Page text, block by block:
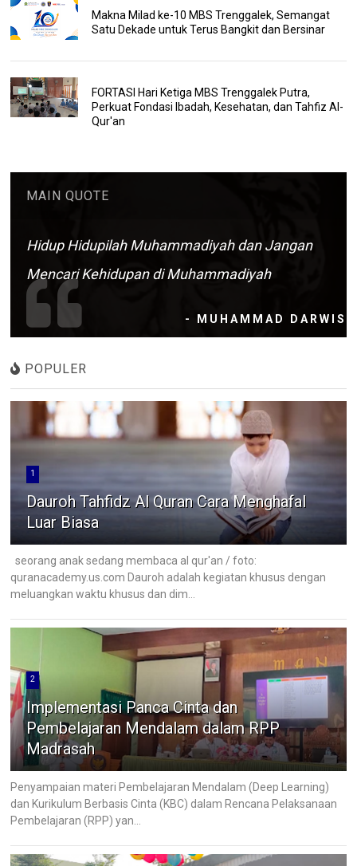
Makna Milad ke-10 MBS Trenggalek, Semangat
Satu Dekade untuk Terus Bangkit dan Bersinar
FORTASI Hari Ketiga MBS Trenggalek Putra,
Perkuat Fondasi Ibadah, Kesehatan, dan Tahfiz Al-
Qur'an
MAIN QUOTE
Hidup Hidupilah Muhammadiyah dan Jangan
Mencari Kehidupan di Muhammadiyah
- MUHAMMAD DARWIS
POPULER
1
Dauroh Tahfidz Al Quran Cara Menghafal
Luar Biasa
seorang anak sedang membaca al qur'an / foto:
quranacademy.us.com Dauroh adalah kegiatan khusus dengan
meluangkan waktu khusus dan dim...
2
Implementasi Panca Cinta dan
Pembelajaran Mendalam dalam RPP
Madrasah
Penyampaian materi Pembelajaran Mendalam (Deep Learning)
dan Kurikulum Berbasis Cinta (KBC) dalam Rencana Pelaksanaan
Pembelajaran (RPP) yan...